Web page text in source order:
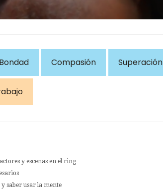
Bondad Compasión Superación
y escenas en el ring
saber usar la mente